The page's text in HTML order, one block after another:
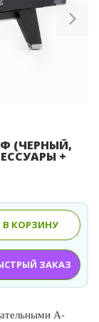
Ф (ЧЕРНЫЙ,
+
В КОРЗИНУ
ЗАКАЗ
А-